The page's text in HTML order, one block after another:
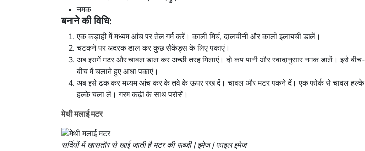
नमक
बनाने की विधि:
एक कड़ाही में मध्यम आंच पर तेल गर्म करें। काली मिर्च, दालचीनी और काली इलायची डालें।
चटकने पर अदरक डाल कर कुछ सैकेंड्स के लिए पकाएं।
अब इसमें मटर और चावल डाल कर अच्छी तरह मिलाएं। दो कप पानी और स्वादानुसार नमक डालें। इसे बीच-
बीच में चलाते हुए आधा पकाएं।
अब इसे ढक कर मध्यम आंच कर के तवे के ऊपर रख दें। चावल और मटर पकने दें। एक फोर्क से चावल हल्के
हल्के चला लें। गरम कढ़ी के साथ परोसें।
मेथी मलाई मटर
सर्दियों में खासतौर से खाई जाती है मटर की सब्जी | इमेज | फाइल इमेज